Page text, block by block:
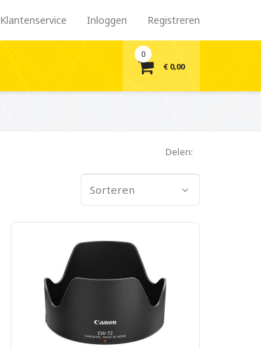
Klantenservice Inloggen Registreren
0
€ 0,00
Delen:
Sorteren